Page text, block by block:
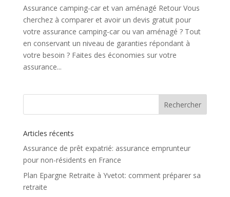
Assurance camping-car et van aménagé Retour Vous
cherchez à comparer et avoir un devis gratuit pour
votre assurance camping-car ou van aménagé ? Tout
en conservant un niveau de garanties répondant à
votre besoin ? Faites des économies sur votre
assurance...
Articles récents
Assurance de prêt expatrié: assurance emprunteur
pour non-résidents en France
Plan Epargne Retraite à Yvetot: comment préparer sa
retraite